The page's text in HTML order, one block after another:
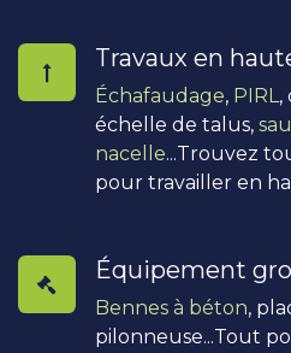
Travaux en
Échafaudage, PIRL,
échelle de talus,
nacelle...Trouvez
pour travailler en
Équipement
Bennes à béton,
pilonneuse...Tout